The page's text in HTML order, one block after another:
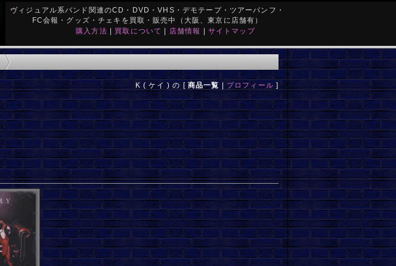
ヴィジュアル系バンド関連のCD・DVD・VHS・デモテープ・ツアーパンフ・
FC会報・グッズ・チェキを買取・販売中（大阪、東京に店舗有）
購入方法 | 買取について | 店舗情報 | サイトマップ
K ( ケイ ) の [ 商品一覧 | プロフィール ]